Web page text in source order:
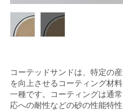
コーテッドサンドは、特定の
を向上させるコーティング材
一種です。コーティングは通
応への耐性などの砂の性能特